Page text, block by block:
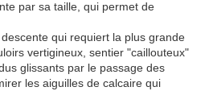
par sa taille, qui permet de
qui requiert la plus grande
vertigineux, sentier "caillouteux"
glissants par le passage des
les aiguilles de calcaire qui